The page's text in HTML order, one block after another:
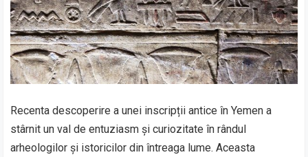
Recenta descoperire a unei inscripții antice în Yemen a
stârnit un val de entuziasm și curiozitate în rândul
arheologilor și istoricilor din întreaga lume. Aceasta